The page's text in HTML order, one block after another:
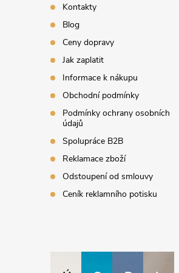
Kontakty
Blog
Ceny dopravy
Jak zaplatit
Informace k nákupu
Obchodní podmínky
Podmínky ochrany osobních
údajů
Spolupráce B2B
Reklamace zboží
Odstoupení od smlouvy
Ceník reklamního potisku